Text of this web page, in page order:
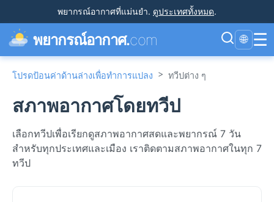
พยากรณ์อากาศที่แม่นยำ. ดูประเทศทั้งหมด.
พยากรณ์อากาศ.com 🌐 ☰
โปรดป้อนค่าด้านล่างเพื่อทำการแปลง > ทวีปต่าง ๆ
สภาพอากาศโดยทวีป
เลือกทวีปเพื่อเรียกดูสภาพอากาศสดและพยากรณ์ 7 วัน
สำหรับทุกประเทศและเมือง เราติดตามสภาพอากาศในทุก 7
ทวีป